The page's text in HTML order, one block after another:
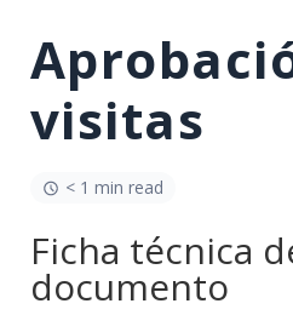
visitas
< 1 min read
Ficha técnica
documento